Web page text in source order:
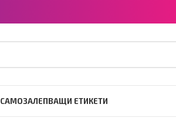
САМОЗАЛЕПВАЩИ ЕТИКЕТИ